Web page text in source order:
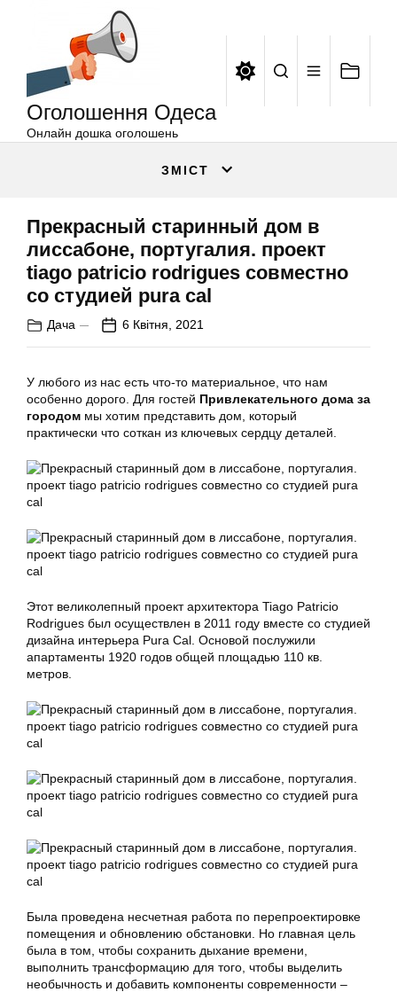
Оголошення Одеса
Онлайн дошка оголошень
ЗМІСТ
Прекрасный старинный дом в
лиссабоне, португалия. проект
tiago patricio rodrigues совместно
со студией pura cal
Дача 6 Квітня, 2021
У любого из нас есть что-то материальное, что нам
особенно дорого. Для гостей Привлекательного дома за
городом мы хотим представить дом, который
практически что соткан из ключевых сердцу деталей.
Этот великолепный проект архитектора Tiago Patricio
Rodrigues был осуществлeн в 2011 году вместе со студией
дизайна интерьера Pura Cal. Основой послужили
апартаменты 1920 годов общей площадью 110 кв.
метров.
Была проведена несчетная работа по перепроектировке
помещения и обновлению обстановки. Но главная цель
была в том, чтобы сохранить дыхание времени,
выполнить трансформацию для того, чтобы выделить
необычность и добавить компоненты современности –